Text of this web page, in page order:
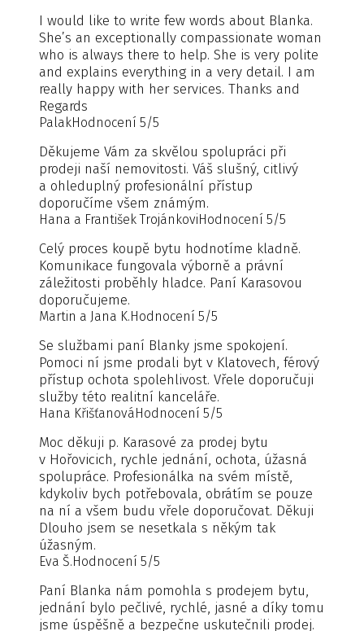
I would like to write few words about Blanka.
She’s an exceptionally compassionate woman
who is always there to help. She is very polite
and explains everything in a very detail. I am
really happy with her services. Thanks and
Regards
PalakHodnocení 5/5
Děkujeme Vám za skvělou spolupráci při
prodeji naší nemovitosti. Váš slušný, citlivý
a ohleduplný profesionální přístup
doporučíme všem známým.
Hana a František TrojánkoviHodnocení 5/5
Celý proces koupě bytu hodnotíme kladně.
Komunikace fungovala výborně a právní
záležitosti proběhly hladce. Paní Karasovou
doporučujeme.
Martin a Jana K.Hodnocení 5/5
Se službami paní Blanky jsme spokojení.
Pomoci ní jsme prodali byt v Klatovech, férový
přístup ochota spolehlivost. Vřele doporučuji
služby této realitní kanceláře.
Hana Křišťanová Hodnocení 5/5
Moc děkuji p. Karasové za prodej bytu
v Hořovicich, rychle jednání, ochota, úžasná
spolupráce. Profesionálka na svém místě,
kdykoliv bych potřebovala, obrátím se pouze
na ní a všem budu vřele doporučovat. Děkuji
Dlouho jsem se nesetkala s někým tak
úžasným.
Eva Š.Hodnocení 5/5
Paní Blanka nám pomohla s prodejem bytu,
jednání bylo pečlivé, rychlé, jasné a díky tomu
jsme úspěšně a bezpečne uskutečnili prodej.